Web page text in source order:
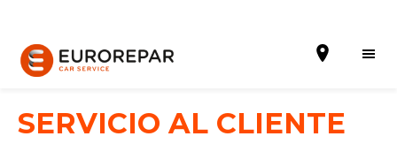
SERVICIO AL CLIENTE